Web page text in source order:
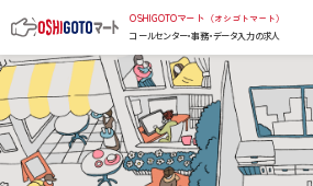
to
content
OSHIGOTOマート （オシゴトマート）
コールセンター・事務・データ入力の求人